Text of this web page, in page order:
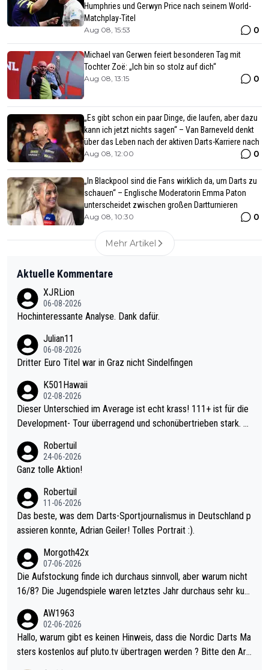
Humphries und Gerwyn Price nach seinem World-
Matchplay-Titel
Aug 08, 15:53 0
Michael van Gerwen feiert besonderen Tag mit
Tochter Zoë: „Ich bin so stolz auf dich“
Aug 08, 13:15 0
„Es gibt schon ein paar Dinge, die laufen, aber dazu
kann ich jetzt nichts sagen“ – Van Barneveld denkt
über das Leben nach der aktiven Darts-Karriere nach
Aug 08, 12:00 0
„In Blackpool sind die Fans wirklich da, um Darts zu
schauen“ – Englische Moderatorin Emma Paton
unterscheidet zwischen großen Dartturnieren
Aug 08, 10:30 0
Mehr Artikel
Aktuelle Kommentare
XJRLion
06-08-2026
Hochinteressante Analyse. Dank dafür.
Julian11
06-08-2026
Dritter Euro Titel war in Graz nicht Sindelfingen
K501Hawaii
02-08-2026
Dieser Unterschied im Average ist echt krass! 111+ ist für die
Development- Tour überragend und schonübertrieben stark. U
mal 40+ erst recht. Da gewinnst keinen Blumentopf - ist ja noc
h krasser wie ein Pokalspiel eines Kreisligisten vs einem Bund
Robertuil
24-06-2026
Ganz tolle Aktion!
Robertuil
11-06-2026
Das beste, was dem Darts-Sportjournalismus in Deutschland p
assieren konnte, Adrian Geiler! Tolles Portrait :).
Morgoth42x
07-06-2026
Die Aufstockung finde ich durchaus sinnvoll, aber warum nicht
16/8? Die Jugendspiele waren letztes Jahr durchaus sehr kurz
Allerdings ist Mitchell Lawrie als Nummer 1 der Welt eh qualifi
ziert. Somit ändert die automatische Qualifikation des Weltmei
sters erstmal nichts. Ich denke sie wollen damit für nächstes J
AW1963
02-06-2026
Hallo, warum gibt es keinen Hinweis, dass die Nordic Darts Ma
sters kostenlos auf pluto.tv übertragen werden ? Bitte den Arti